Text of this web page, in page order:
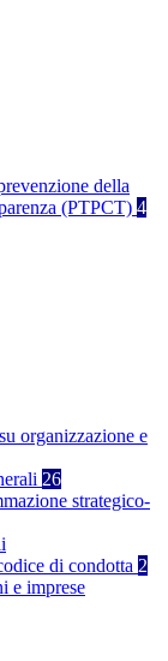
della
(PTPCT) 4
organizzazione e
26
strategico-
di condotta 2
e imprese